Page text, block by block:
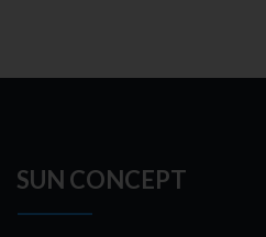
SUN CONCEPT